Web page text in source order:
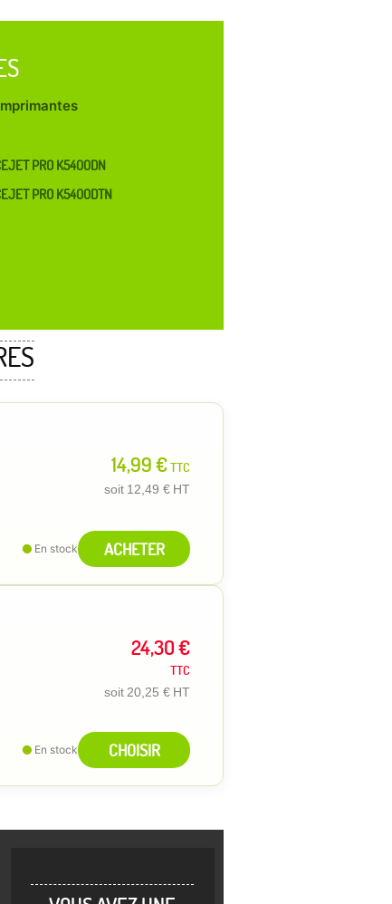
PRO K5400DN
PRO K5400DTN
14,99 €TTC
soit 12,49 € HT
En stock ACHETER
24,30 €
TTC
soit 20,25 € HT
En stock CHOISIR